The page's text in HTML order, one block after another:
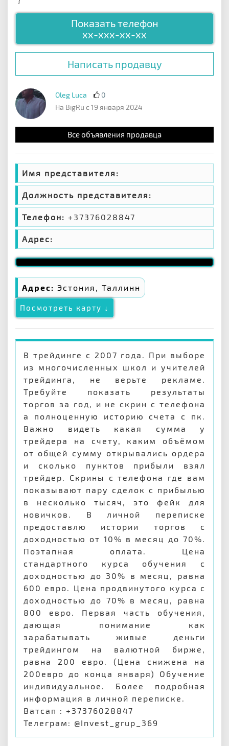
Показать телефон
xx-xxx-xx-xx
Написать продавцу
Oleg Luca
0
На BigRu с 19 января 2024
Все объявления продавца
Имя представителя:
Должность представителя:
Телефон: +37376028847
Адрес:
Адрес: Эстония, Таллинн
Посмотреть карту ↓
В трейдинге с 2007 года. При выборе
из многочисленных школ и учителей
трейдинга, не верьте рекламе.
Требуйте показать результаты
торгов за год, и не скрин с телефона
а полноценную историю счета с пк.
Важно видеть какая сумма у
трейдера на счету, каким объёмом
от общей сумму открывались ордера
и сколько пунктов прибыли взял
трейдер. Скрины с телефона где вам
показывают пару сделок с прибылью
в несколько тысяч, это фейк для
новичков. В личной переписке
предоставлю истории торгов с
доходностью от 10% в месяц до 70%.
Поэтапная оплата. Цена
стандартного курса обучения с
доходностью до 30% в месяц, равна
600 евро. Цена продвинутого курса с
доходностью до 70% в месяц, равна
800 евро. Первая часть обучения,
дающая понимание как
зарабатывать живые деньги
трейдингом на валютной бирже,
равна 200 евро. (Цена снижена на
200евро до конца января) Обучение
индивидуальное. Более подробная
информация в личной переписке.
Ватсап : +37376028847
Телеграм: @Invest_grup_369